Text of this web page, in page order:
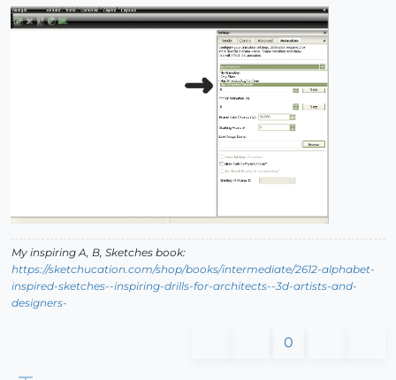
My inspiring A, B, Sketches book:
https://sketchucation.com/shop/books/intermediate/2612-alphabet-
inspired-sketches--inspiring-drills-for-architects--3d-artists-and-
designers-
0